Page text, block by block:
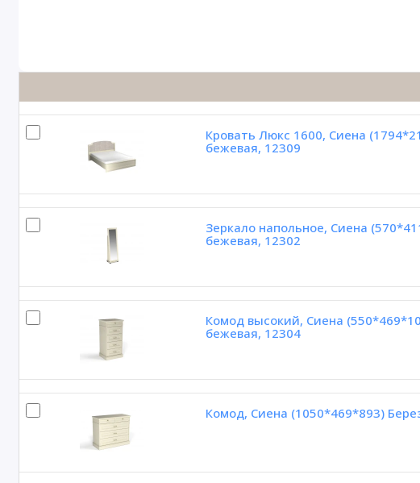
Кровать Люкс 1600, Сиена
бежевая, 12309
Зеркало напольное, Сиена
бежевая, 12302
Комод высокий, Сиена
бежевая, 12304
Комод, Сиена (1050*469*893)